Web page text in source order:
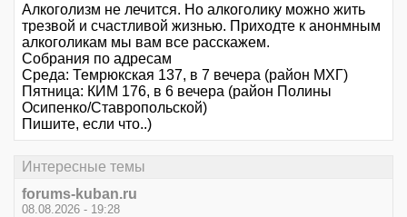
Алкоголизм не лечится. Но алкоголику можно жить
трезвой и счастливой жизнью. Приходте к анонмным
алкоголикам мы вам все расскажем.
Собрания по адресам
Среда: Темрюкская 137, в 7 вечера (район МХГ)
Пятница: КИМ 176, в 6 вечера (район Полины
Осипенко/Ставропольской)
Пишите, если что..)
Интересные темы
forums-kuban.ru
08.08.2026 - 19:28